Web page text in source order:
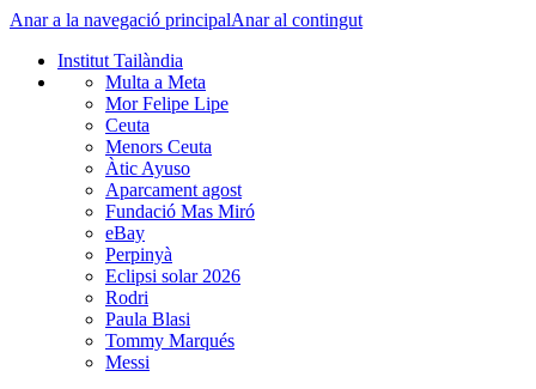
Anar a la navegació principalAnar al contingut
Institut Tailàndia
Multa a Meta
Mor Felipe Lipe
Ceuta
Menors Ceuta
Àtic Ayuso
Aparcament agost
Fundació Mas Miró
eBay
Perpinyà
Eclipsi solar 2026
Rodri
Paula Blasi
Tommy Marqués
Messi